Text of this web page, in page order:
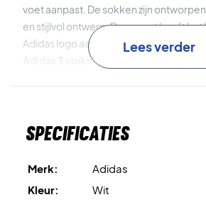
voet aanpast. De sokken zijn
en stijlvol ontwerp. Daarnaast heeft het
Adidas logo aan de bovenkant.
Adidas 3 stuks - Veel kwaliteit voor
enkeldesign en zijn perfect voor zowel
Adidas nr: DZ9365
Lees verder
Specificaties
Merk:
Adidas
Kleur:
Wit